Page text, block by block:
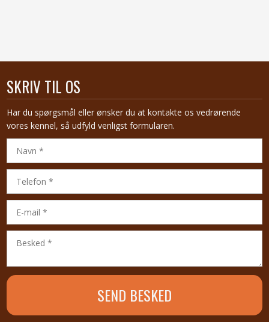
SKRIV TIL OS
Har du spørgsmål eller ønsker du at kontakte os vedrørende
vores kennel, så udfyld venligst formularen.